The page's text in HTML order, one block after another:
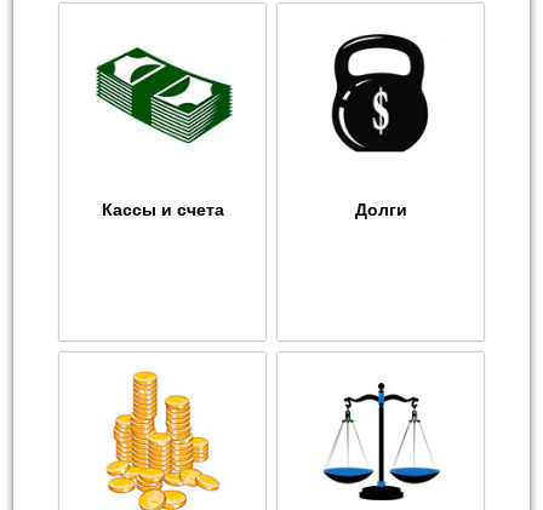
Кассы и счета Долги